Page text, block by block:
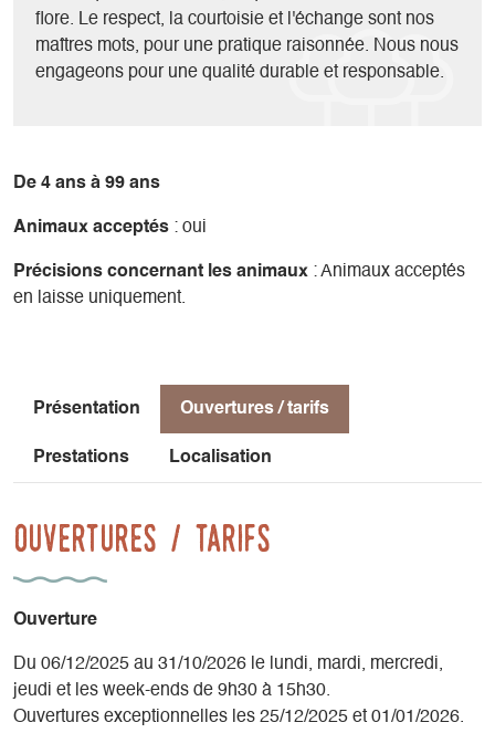
flore. Le respect, la courtoisie et l'échange sont nos
maîtres mots, pour une pratique raisonnée. Nous nous
engageons pour une qualité durable et responsable.
De 4 ans à 99 ans
Animaux acceptés : oui
Précisions concernant les animaux : Animaux acceptés
en laisse uniquement.
Présentation Ouvertures / tarifs
Prestations Localisation
Ouvertures / tarifs
Ouverture
Du 06/12/2025 au 31/10/2026 le lundi, mardi, mercredi,
jeudi et les week-ends de 9h30 à 15h30.
Ouvertures exceptionnelles les 25/12/2025 et 01/01/2026.